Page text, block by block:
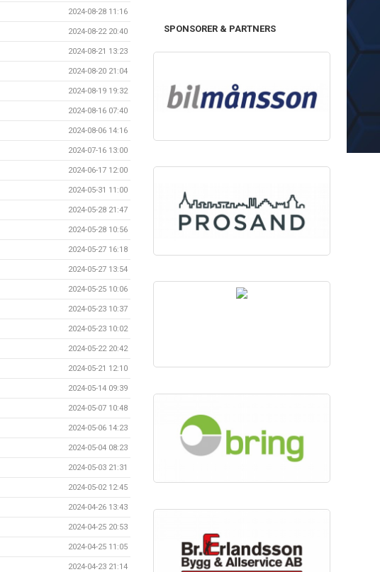
2024-08-28 11:16
2024-08-22 20:40
2024-08-21 13:23
2024-08-20 21:04
2024-08-19 19:32
2024-08-16 07:40
2024-08-06 14:16
2024-07-16 13:00
2024-06-17 12:00
2024-05-31 11:00
2024-05-28 21:47
2024-05-28 10:56
2024-05-27 16:18
2024-05-27 13:54
2024-05-25 10:06
2024-05-23 10:37
2024-05-23 10:02
2024-05-22 20:42
2024-05-21 12:10
2024-05-14 09:39
2024-05-07 10:48
2024-05-06 14:23
2024-05-04 08:23
2024-05-03 21:31
2024-05-02 12:45
2024-04-26 13:43
2024-04-25 20:53
2024-04-25 11:05
2024-04-23 21:14
SPONSORER & PARTNERS